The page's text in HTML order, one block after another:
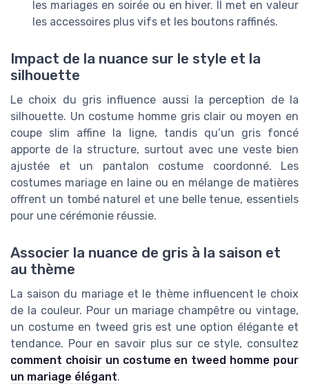
les mariages en soirée ou en hiver. Il met en valeur
les accessoires plus vifs et les boutons raffinés.
Impact de la nuance sur le style et la
silhouette
Le choix du gris influence aussi la perception de la
silhouette. Un costume homme gris clair ou moyen en
coupe slim affine la ligne, tandis qu’un gris foncé
apporte de la structure, surtout avec une veste bien
ajustée et un pantalon costume coordonné. Les
costumes mariage en laine ou en mélange de matières
offrent un tombé naturel et une belle tenue, essentiels
pour une cérémonie réussie.
Associer la nuance de gris à la saison et
au thème
La saison du mariage et le thème influencent le choix
de la couleur. Pour un mariage champêtre ou vintage,
un costume en tweed gris est une option élégante et
tendance. Pour en savoir plus sur ce style, consultez
comment choisir un costume en tweed homme pour
un mariage élégant.